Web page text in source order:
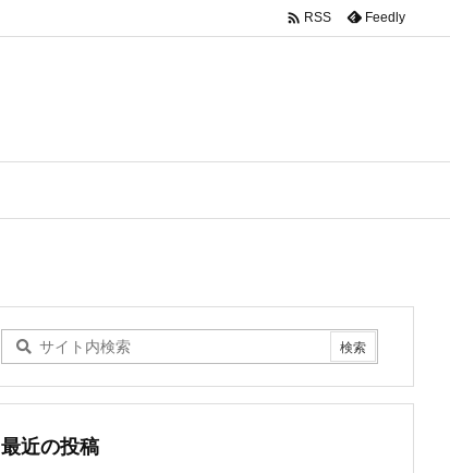
 RSS Feedly
最近の投稿